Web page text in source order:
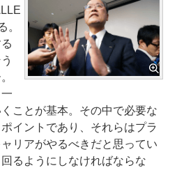
。
ことが基本。その中で必要な
イントであり、それらはプラ
リアがやるべきだと思ってい
るようにしなければならな